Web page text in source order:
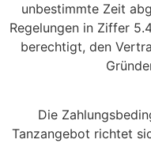
unbestimmte Zeit
Regelungen in Ziffer
berechtigt, den
Die
Tanzangebot richtet